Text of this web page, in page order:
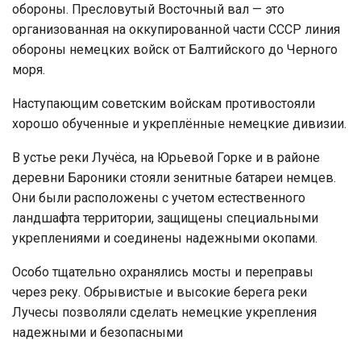
обороны. Пресловутый Восточный вал — это
организованная на оккупированной части СССР линия
обороны немецких войск от Балтийского до Черного
моря.
Наступающим советским войскам противостояли
хорошо обученные и укреплённые немецкие дивизии.
В устье реки Лучёса, на Юрьевой Горке и в районе
деревни Бароники стояли зенитные батареи немцев.
Они были расположены с учетом естественного
ландшафта территории, защищены специальными
укреплениями и соединены надежными окопами.
Особо тщательно охранялись мосты и переправы
через реку. Обрывистые и высокие берега реки
Лучесы позволяли сделать немецкие укрепления
надежными и безопасными